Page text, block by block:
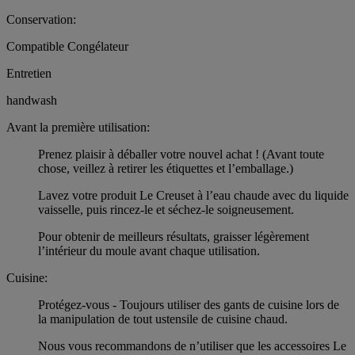
Conservation:
Compatible Congélateur
Entretien
handwash
Avant la première utilisation:
Prenez plaisir à déballer votre nouvel achat ! (Avant toute
chose, veillez à retirer les étiquettes et l’emballage.)
Lavez votre produit Le Creuset à l’eau chaude avec du liquide
vaisselle, puis rincez-le et séchez-le soigneusement.
Pour obtenir de meilleurs résultats, graisser légèrement
l’intérieur du moule avant chaque utilisation.
Cuisine:
Protégez-vous - Toujours utiliser des gants de cuisine lors de
la manipulation de tout ustensile de cuisine chaud.
Nous vous recommandons de n’utiliser que les accessoires Le